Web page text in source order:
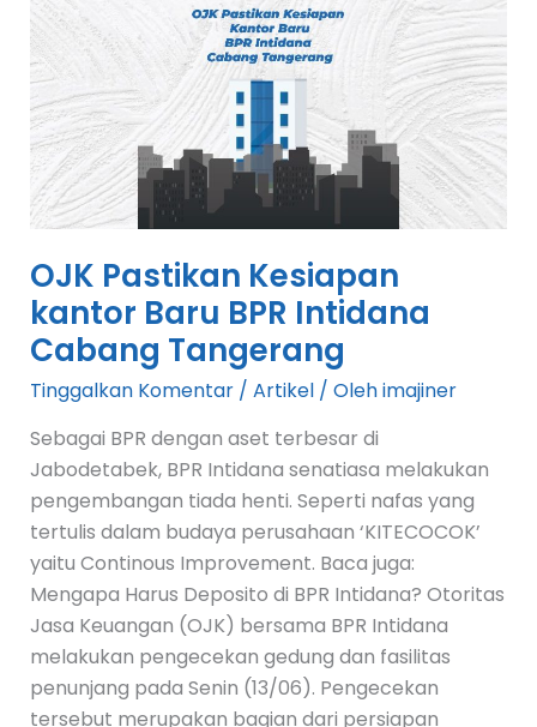
OJK Pastikan Kesiapan
kantor Baru BPR Intidana
Cabang Tangerang
Tinggalkan Komentar / Artikel/ Olehimajiner
Sebagai BPR dengan aset terbesar di
Jabodetabek, BPR Intidana senatiasa melakukan
pengembangan tiada henti. Seperti nafas yang
tertulis dalam budaya perusahaan ‘KITECOCOK’
yaitu Continous Improvement. Baca juga:
Mengapa Harus Deposito di BPR Intidana? Otoritas
Jasa Keuangan (OJK) bersama BPR Intidana
melakukan pengecekan gedung dan fasilitas
penunjang pada Senin (13/06). Pengecekan
tersebut merupakan bagian dari persiapan
Pastikan
Kesiapan
kantor
Baru
BPR
Intidana
Cabang
Tangerang